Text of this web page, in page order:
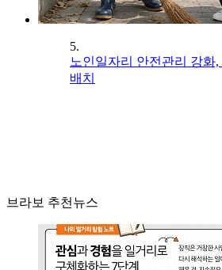
5.
노인일자리 안전관리 강화
배치
브라보 추천뉴스